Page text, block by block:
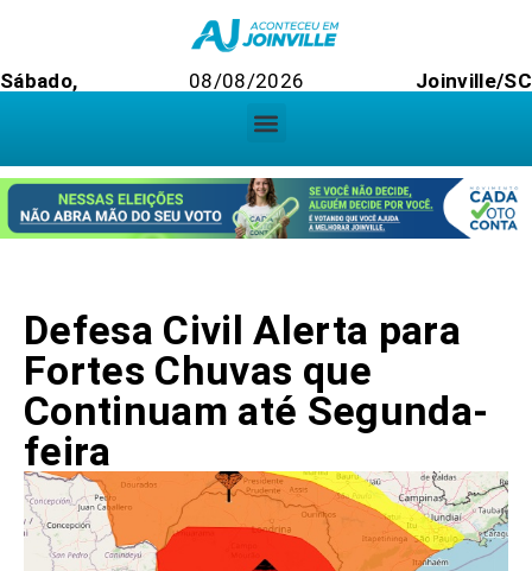
Sábado, 08/08/2026 Joinville/SC
Defesa Civil Alerta para
Fortes Chuvas que
Continuam até Segunda-
feira